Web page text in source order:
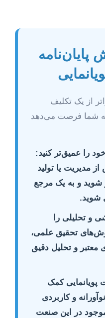
پایان‌نامه
از یک تکلیف
شما فرصت می‌دهد
را عمیق‌تر کنید:
مدیریت یا تولید
شوید و به یک مرجع
شوید.
و تحلیلی را
تحقیق علمی،
معتبر و تحلیل دقیق
کمک
و کاربردی
در این صنعت